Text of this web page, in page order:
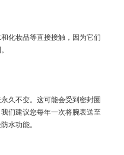
化妆品等直接接触，因为它们
久不变。这可能会受到密封圈
们建议您每年一次将腕表送至
水功能。